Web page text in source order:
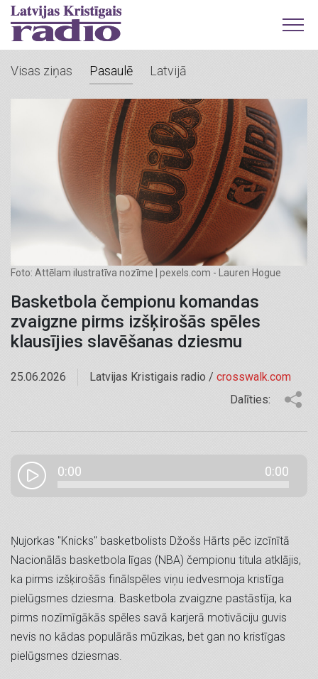
Visas ziņas Pasaulē Latvijā
Foto: Attēlam ilustratīva nozīme | pexels.com - Lauren Hogue
Basketbola čempionu komandas
zvaigzne pirms izšķirošās spēles
klausījies slavēšanas dziesmu
25.06.2026 Latvijas Kristigais radio / crosswalk.com
Dalīties:
0:00 0:00
Ņujorkas "Knicks" basketbolists Džošs Hārts pēc izcīnītā
Nacionālās basketbola līgas (NBA) čempionu titula atklājis,
ka pirms izšķirošās finālspēles viņu iedvesmoja kristīga
pielūgsmes dziesma. Basketbola zvaigzne pastāstīja, ka
pirms nozīmīgākās spēles savā karjerā motivāciju guvis
nevis no kādas populārās mūzikas, bet gan no kristīgas
pielūgsmes dziesmas.